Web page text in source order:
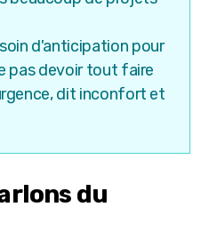
d'anticipation pour
pas devoir tout faire
dit inconfort et
du